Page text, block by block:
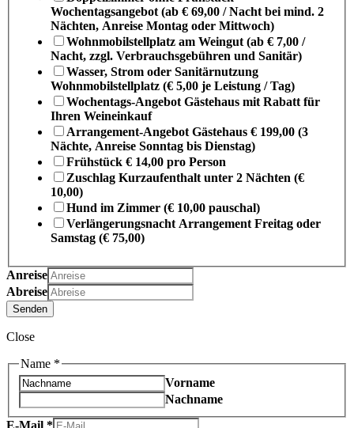
Wochentagsangebot (ab € 69,00 / Nacht bei mind. 2
Nächten, Anreise Montag oder Mittwoch)
Wohnmobilstellplatz am Weingut (ab € 7,00 /
Nacht, zzgl. Verbrauchsgebühren und Sanitär)
Wasser, Strom oder Sanitärnutzung
Wohnmobilstellplatz (€ 5,00 je Leistung / Tag)
Wochentags-Angebot Gästehaus mit Rabatt für
Ihren Weineinkauf
Arrangement-Angebot Gästehaus € 199,00 (3
Nächte, Anreise Sonntag bis Dienstag)
Frühstück € 14,00 pro Person
Zuschlag Kurzaufenthalt unter 2 Nächten (€
10,00)
Hund im Zimmer (€ 10,00 pauschal)
Verlängerungsnacht Arrangement Freitag oder
Samstag (€ 75,00)
Anreise
Abreise
Senden
Close
Name *
Vorname
Nachname